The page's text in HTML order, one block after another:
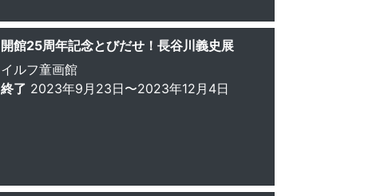
開館25周年記念とびだせ！長谷川義史展
イルフ童画館
終了 2023年9月23日〜2023年12月4日